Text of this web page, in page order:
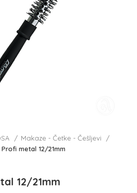
Makaze - Četke - Češljevi
metal 12/21mm
12/21mm